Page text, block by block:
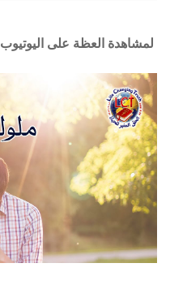
لمشاهدة العظة على اليوتيوب YouTube